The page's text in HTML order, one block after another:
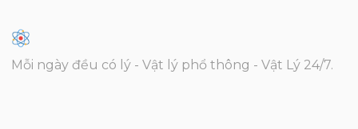
Mỗi ngày đều có lý - Vật lý phổ thông - Vật Lý 24/7.